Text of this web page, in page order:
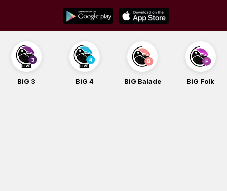
content
BiG 4 BiG Balade BiG Folk BiG iG